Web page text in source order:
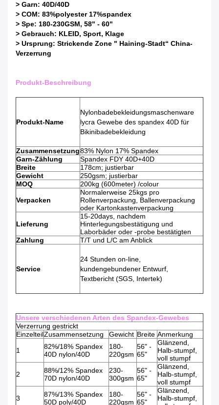
> Garn: 40D/40D
> COM: 83%polyester 17%spandex
> Spe: 180-230GSM, 58" - 60"
> Gebrauch: KLEID, Sport, Klage
> Ursprung: Strickende Zone " Haining-Stadt“ China-
Verzerrung
Produkt-Beschreibung
Produkt-Name
Nylonbadebekleidungsmaschenware
lycra Gewebe des spandex 40D für
Bikinibadebekleidung
Zusammensetzung83% Nylon 17% Spandex
Garn-Zählung
Spandex FDY 40D+40D
Breite
178cm; justierbar
Gewicht
250gsm; justierbar
MOQ
200kg (600meter) /colour
Verpacken
Normalerweise 25kgs pro
Rollenverpackung, Ballenverpackung
oder Kartonkastenverpackung
Lieferung
15-20days, nachdem
Hinterlegungsbestätigung und
Laborbäder oder -probe bestätigten
Zahlung
T/T und L/C am Anblick
Service
24 Stunden on-line,
kundengebundener Entwurf,
Textbericht (SGS, Intertek)
Unsere verschiedenen Arten des Spandex-Gewebes
Verzerrung gestrickt
EinzelteilZusammensetzung Gewicht Breite Anmerkung
1
82%/18% Spandex
40D nylon/40D
180-
220gsm
56" -
65"
Glänzend,
Halb-stumpf,
voll stumpf
2
88%/12% Spandex
70D nylon/40D
230-
300gsm
56" -
65"
Glänzend,
Halb-stumpf,
voll stumpf
3
87%/13% Spandex
50D poly/40D
180-
220gsm
56" -
65"
Glänzend,
Halb-stumpf,